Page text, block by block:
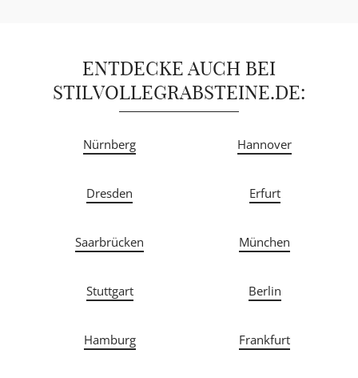
ENTDECKE AUCH BEI
STILVOLLEGRABSTEINE.DE:
Nürnberg Hannover
Dresden Erfurt
Saarbrücken München
Stuttgart Berlin
Hamburg Frankfurt